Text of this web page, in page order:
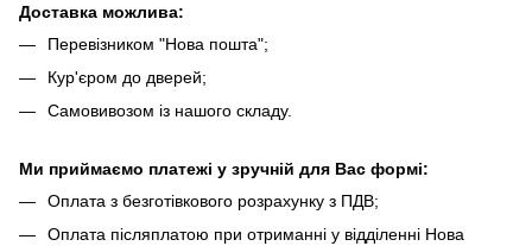
Доставка можлива:
Перевізником "Нова пошта";
Кур'єром до дверей;
Самовивозом із нашого складу.
Ми приймаємо платежі у зручній для Вас формі:
Оплата з безготівкового розрахунку з ПДВ;
Оплата післяплатою при отриманні у відділенні Нова